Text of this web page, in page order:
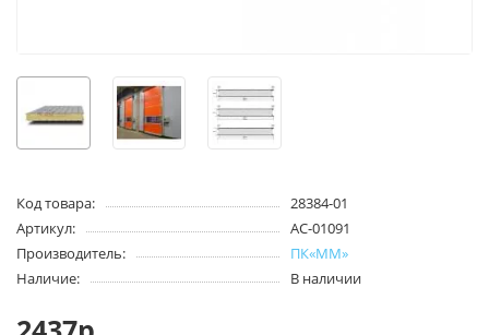
Код товара:
28384-01
Артикул:
AC-01091
Производитель:
ПК«ММ»
Наличие:
В наличии